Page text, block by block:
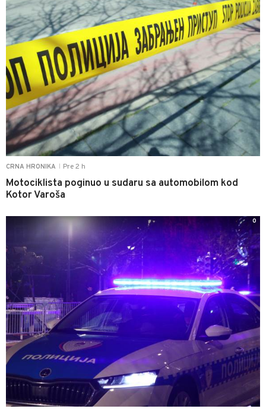
CRNA HRONIKA Pre 2 h
Motociklista poginuo u sudaru sa automobilom kod
Kotor Varoša
0